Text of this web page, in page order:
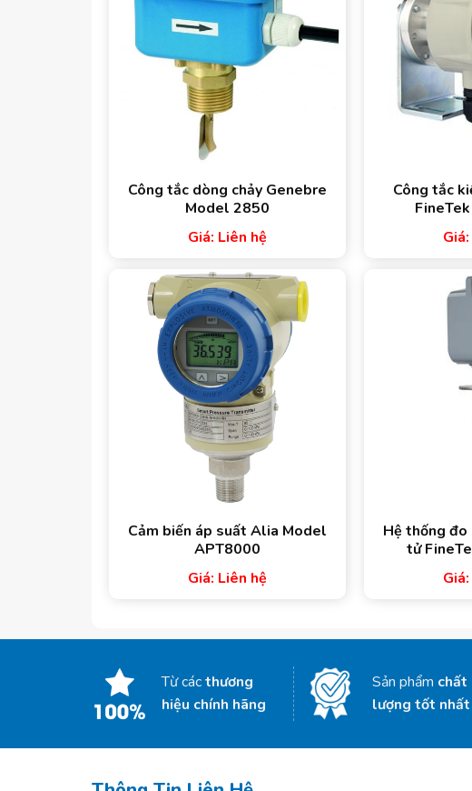
Công tắc dòng chảy Genebre
Model 2850
Giá: Liên hệ
Công tắc
Cảm biến áp suất Alia Model
APT8000
Giá: Liên hệ
Hệ thống đo
tử
Từ cácthương
hiệu chính hãng
Sản phẩm chất
lượng tốt nhất